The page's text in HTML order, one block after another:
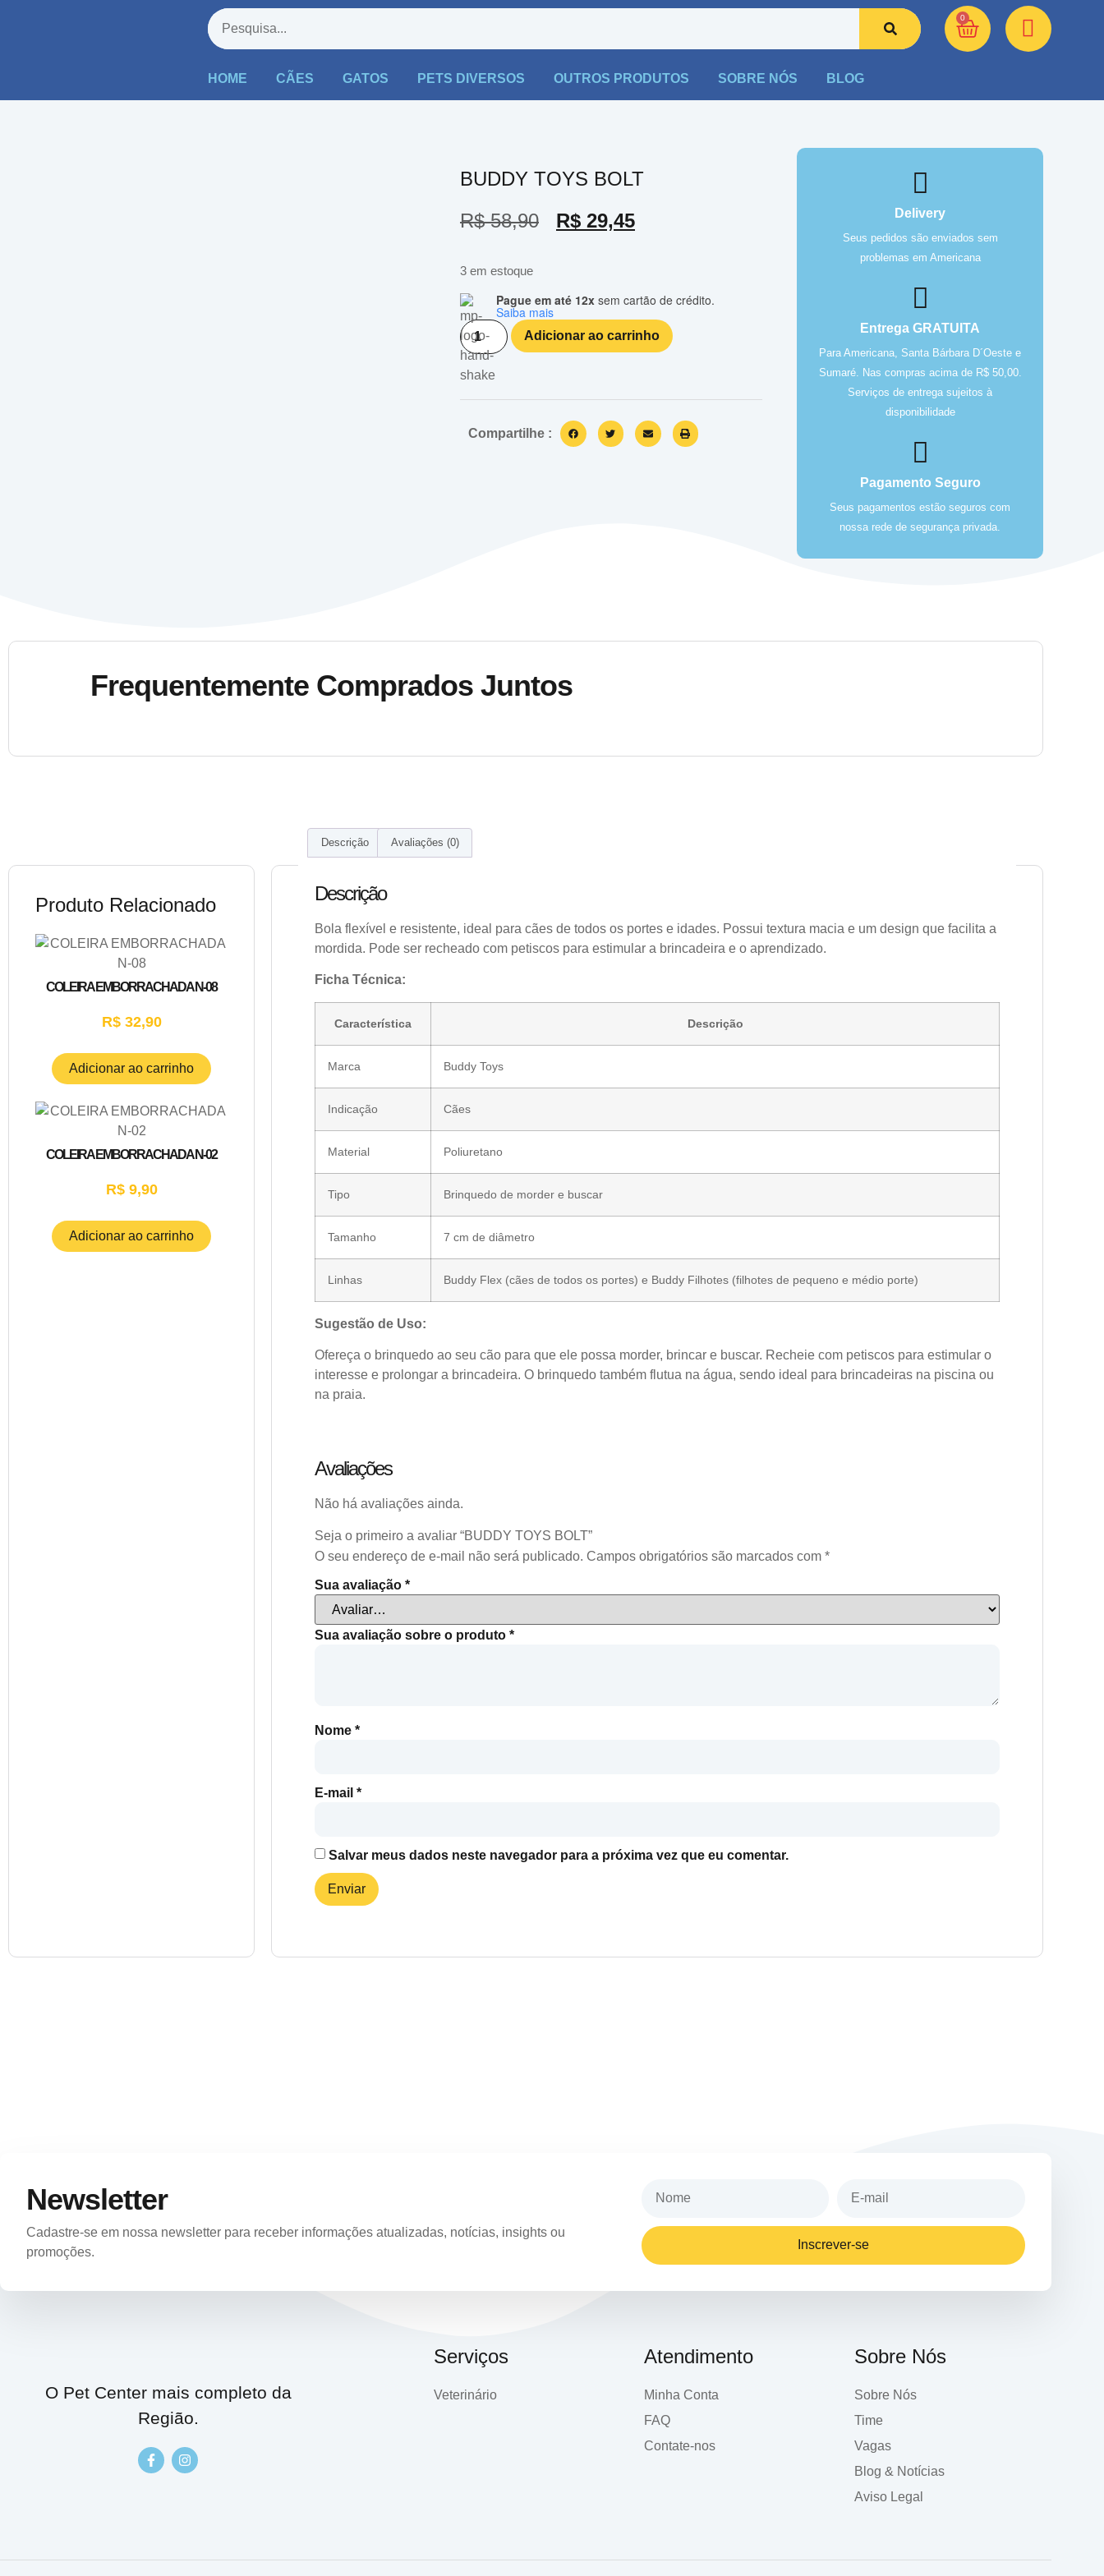
0
HOME CÃES GATOS PETS DIVERSOS OUTROS PRODUTOS SOBRE NÓS BLOG
BUDDY TOYS BOLT
R$58,90 R$ 29,45
3 em estoque
Pague em até 12x sem cartão de crédito.
Saiba mais
Adicionar ao carrinho
Compartilhe :
Delivery
Seus pedidos são enviados sem
problemas em Americana
Entrega GRATUITA
Para Americana, Santa Bárbara D´Oeste e
Sumaré. Nas compras acima de R$ 50,00.
Serviços de entrega sujeitos à
disponibilidade
Pagamento Seguro
Seus pagamentos estão seguros com
nossa rede de segurança privada.
Frequentemente Comprados Juntos
Produto Relacionado
COLEIRA EMBORRACHADA N-08
R$32,90
Adicionar ao carrinho
COLEIRA EMBORRACHADA N-02
R$9,90
Adicionar ao carrinho
Descrição Avaliações (0)
Descrição
Bola flexível e resistente, ideal para cães de todos os portes e idades. Possui textura macia e um design que facilita a
mordida. Pode ser recheado com petiscos para estimular a brincadeira e o aprendizado.
Ficha Técnica:
Característica Descrição
Marca Buddy Toys
Indicação Cães
Material Poliuretano
Tipo Brinquedo de morder e buscar
Tamanho 7 cm de diâmetro
Linhas Buddy Flex (cães de todos os portes) e Buddy Filhotes (filhotes de pequeno e médio porte)
Sugestão de Uso:
Ofereça o brinquedo ao seu cão para que ele possa morder, brincar e buscar. Recheie com petiscos para estimular o
interesse e prolongar a brincadeira. O brinquedo também flutua na água, sendo ideal para brincadeiras na piscina ou
na praia.
Avaliações
Não há avaliações ainda.
Seja o primeiro a avaliar “BUDDY TOYS BOLT”
O seu endereço de e-mail não será publicado. Campos obrigatórios são marcados com *
Sua avaliação *
Sua avaliação sobre o produto *
Nome *
E-mail *
Salvar meus dados neste navegador para a próxima vez que eu comentar.
Newsletter
Cadastre-se em nossa newsletter para receber informações atualizadas, notícias, insights ou
promoções.
Inscrever-se
O Pet Center mais completo da
Região.
Serviços
Veterinário
Atendimento
Minha Conta
FAQ
Contate-nos
Sobre Nós
Sobre Nós
Time
Vagas
Blog & Notícias
Aviso Legal